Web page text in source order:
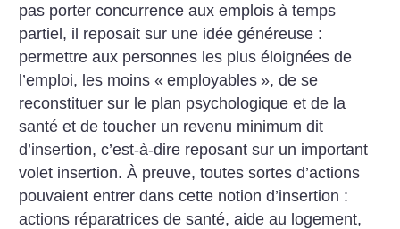
pas porter concurrence aux emplois à temps
partiel, il reposait sur une idée généreuse :
permettre aux personnes les plus éloignées de
l’emploi, les moins « employables », de se
reconstituer sur le plan psychologique et de la
santé et de toucher un revenu minimum dit
d’insertion, c’est-à-dire reposant sur un important
volet insertion. À preuve, toutes sortes d’actions
pouvaient entrer dans cette notion d’insertion :
actions réparatrices de santé, aide au logement,